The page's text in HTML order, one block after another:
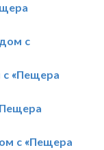
с
с «Пещера
с «Пещера